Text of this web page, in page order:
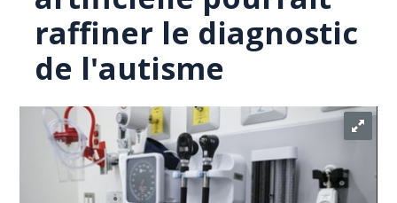
raffiner le diagnostic
de l'autisme